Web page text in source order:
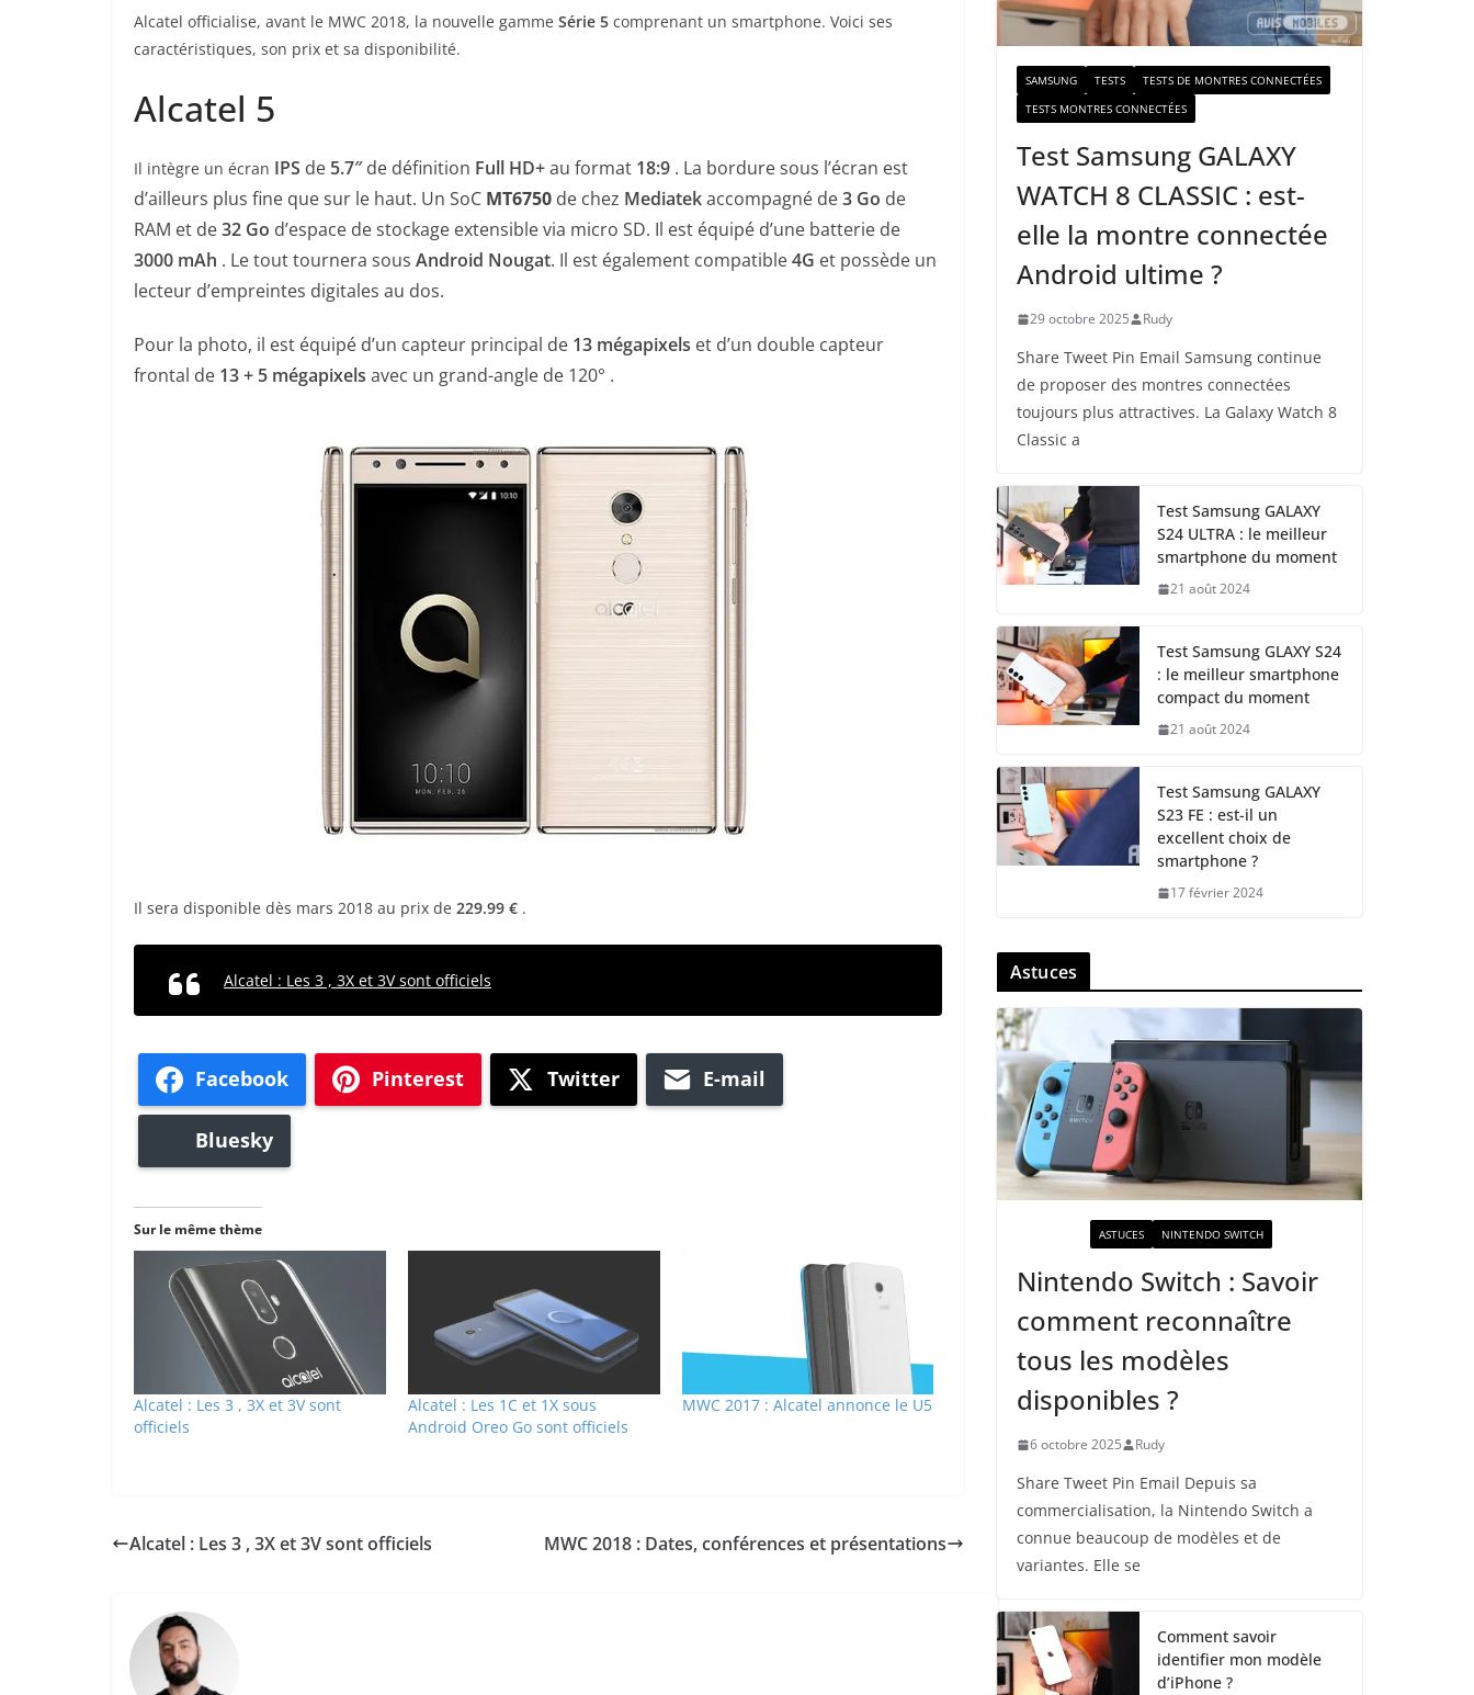
Alcatel officialise, avant le MWC 2018, la nouvelle gamme Série 5 comprenant un smartphone. Voici ses
caractéristiques, son prix et sa disponibilité.
Alcatel 5
Il intègre un écran IPS de 5.7″de définition Full HD+au format 18:9 . La bordure sous l’écran est
d’ailleurs plus fine que sur le haut. Un SoC MT6750 de chez Mediatekaccompagné de3 Go de
RAM et de32 Go d’espace de stockage extensible via micro SD. Il est équipé d’une batterie de
3000 mAh . Le tout tournera sous Android Nougat. Il est également compatible4G et possède un
lecteur d’empreintes digitales au dos.
Pour la photo, il est équipé d’un capteur principal de 13 mégapixels et d’un double capteur
frontal de 13 + 5 mégapixels avec un grand-angle de 120° .
Il sera disponible dès mars 2018 au prix de 229.99 € .
Alcatel : Les 3 , 3X et 3V sont officiels
Facebook Pinterest Twitter E-mail
Bluesky
Sur le même thème
Alcatel : Les 3 , 3X et 3V sont
officiels
Alcatel : Les 1C et 1X sous
Android Oreo Go sont officiels
MWC 2017 : Alcatel annonce le U5
Alcatel : Les 3 , 3X et 3V sont officiels MWC 2018 : Dates, conférences et présentations
a
i
SAMSUNG TESTS
TESTS DE MONTRES CONNECTÉES
TESTS MONTRES CONNECTÉES
Test Samsung GALAXY
WATCH 8 CLASSIC : est-
elle la montre connectée
Android ultime ?
29 octobre 2025 Rudy
Share Tweet Pin Email Samsung continue
de proposer des montres connectées
toujours plus attractives. La Galaxy Watch 8
Classic a
Test Samsung GALAXY
S24 ULTRA : le meilleur
smartphone du moment
21 août 2024
Test Samsung GLAXY S24
: le meilleur smartphone
compact du moment
21 août 2024
Test Samsung GALAXY
S23 FE : est-il un
excellent choix de
smartphone ?
17 février 2024
Astuces
ASTUCES NINTENDO SWITCH
Nintendo Switch : Savoir
comment reconnaître
tous les modèles
disponibles ?
6 octobre 2025 Rudy
Share Tweet Pin Email Depuis sa
commercialisation, la Nintendo Switch a
connue beaucoup de modèles et de
variantes. Elle se
Comment savoir
identifier mon modèle
d’iPhone ?